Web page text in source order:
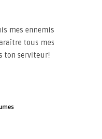
mes ennemis
tous mes
ton serviteur!